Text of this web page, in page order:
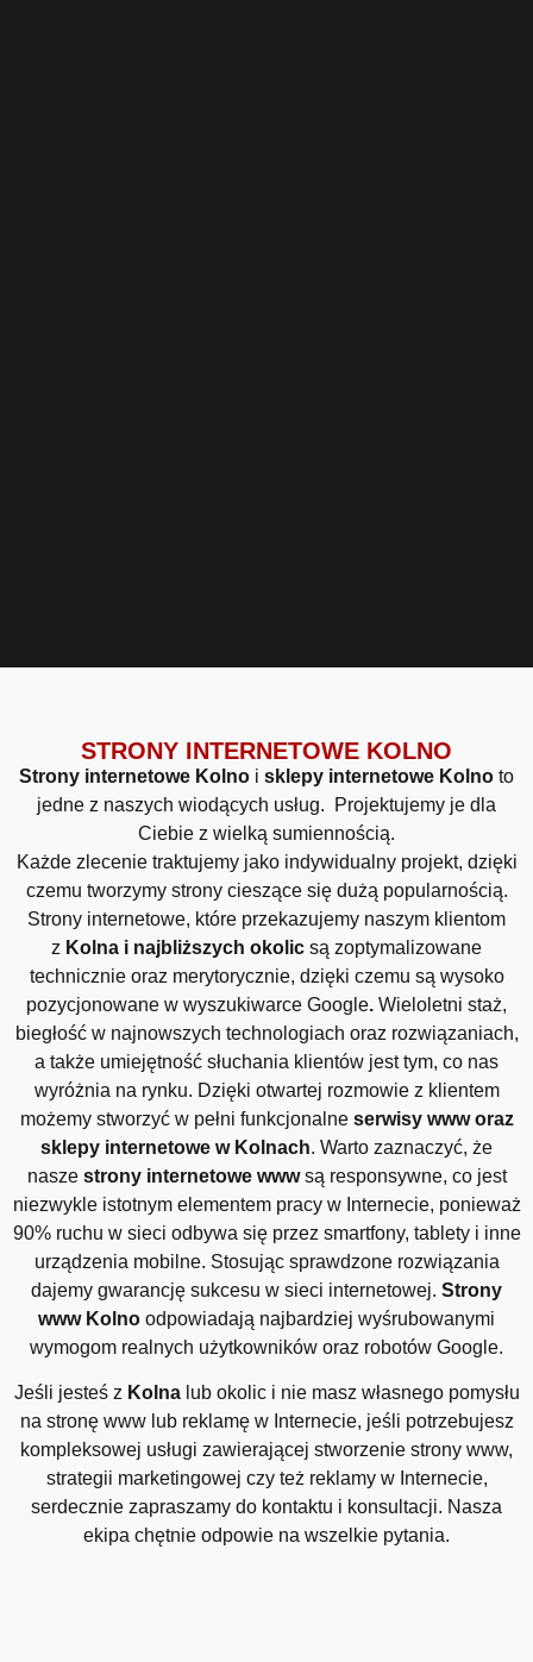
STRONY INTERNETOWE KOLNO
Strony internetowe Kolno i sklepy internetowe Kolno to
jedne z naszych wiodących usług. Projektujemy je dla
Ciebie z wielką sumiennością.
Każde zlecenie traktujemy jako indywidualny projekt, dzięki
czemu tworzymy strony cieszące się dużą popularnością.
Strony internetowe, które przekazujemy naszym klientom
z Kolna i najbliższych okolic są zoptymalizowane
technicznie oraz merytorycznie, dzięki czemu są wysoko
pozycjonowane w wyszukiwarce Google. Wieloletni staż,
biegłość w najnowszych technologiach oraz rozwiązaniach,
a także umiejętność słuchania klientów jest tym, co nas
wyróżnia na rynku. Dzięki otwartej rozmowie z klientem
możemy stworzyć w pełni funkcjonalne serwisy www oraz
sklepy internetowe w Kolnach. Warto zaznaczyć, że
nasze strony internetowe wwwsą responsywne, co jest
niezwykle istotnym elementem pracy w Internecie, ponieważ
90% ruchu w sieci odbywa się przez smartfony, tablety i inne
urządzenia mobilne. Stosując sprawdzone rozwiązania
dajemy gwarancję sukcesu w sieci internetowej. Strony
www Kolno odpowiadają najbardziej wyśrubowanymi
wymogom realnych użytkowników oraz robotów Google.
Jeśli jesteś z Kolna lub okolic i nie masz własnego pomysłu
na stronę www lub reklamę w Internecie, jeśli potrzebujesz
kompleksowej usługi zawierającej stworzenie strony www,
strategii marketingowej czy też reklamy w Internecie,
serdecznie zapraszamy do kontaktu i konsultacji. Nasza
ekipa chętnie odpowie na wszelkie pytania.